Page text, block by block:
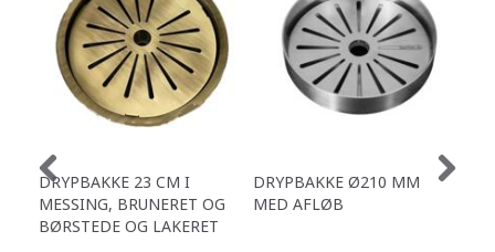
DRYPBAKKE 23 CM I
MESSING, BRUNERET OG
BØRSTEDE OG LAKERET
DRYPBAKKE Ø210 MM
MED AFLØB